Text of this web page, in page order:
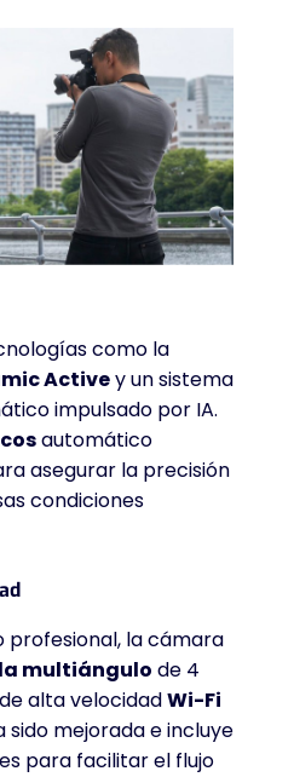
como la
Activey un sistema
impulsado por IA.
automático
asegurar la precisión
condiciones
profesional, la cámara
multiángulo de 4
alta velocidadWi-Fi
sido mejorada e incluye
para facilitar el flujo